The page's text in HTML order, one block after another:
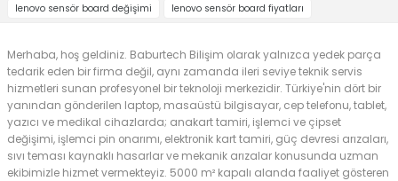
lenovo sensör board değişimi
lenovo sensör board fiyatları
Merhaba, hoş geldiniz. Baburtech Bilişim olarak yalnızca yedek parça
tedarik eden bir firma değil, aynı zamanda ileri seviye teknik servis
hizmetleri sunan profesyonel bir teknoloji merkezidir. Türkiye'nin dört bir
yanından gönderilen laptop, masaüstü bilgisayar, cep telefonu, tablet,
yazıcı ve medikal cihazlarda; anakart tamiri, işlemci ve çipset
değişimi, işlemci pin onarımı, elektronik kart tamiri, güç devresi arızaları,
sıvı teması kaynaklı hasarlar ve mekanik arızalar konusunda uzman
ekibimizle hizmet vermekteyiz. 5000 m² kapalı alanda faaliyet gösteren